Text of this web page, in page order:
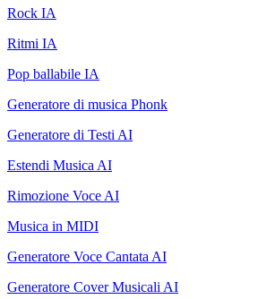
Rock IA
Ritmi IA
Pop ballabile IA
Generatore di musica Phonk
Generatore di Testi AI
Estendi Musica AI
Rimozione Voce AI
Musica in MIDI
Generatore Voce Cantata AI
Generatore Cover Musicali AI